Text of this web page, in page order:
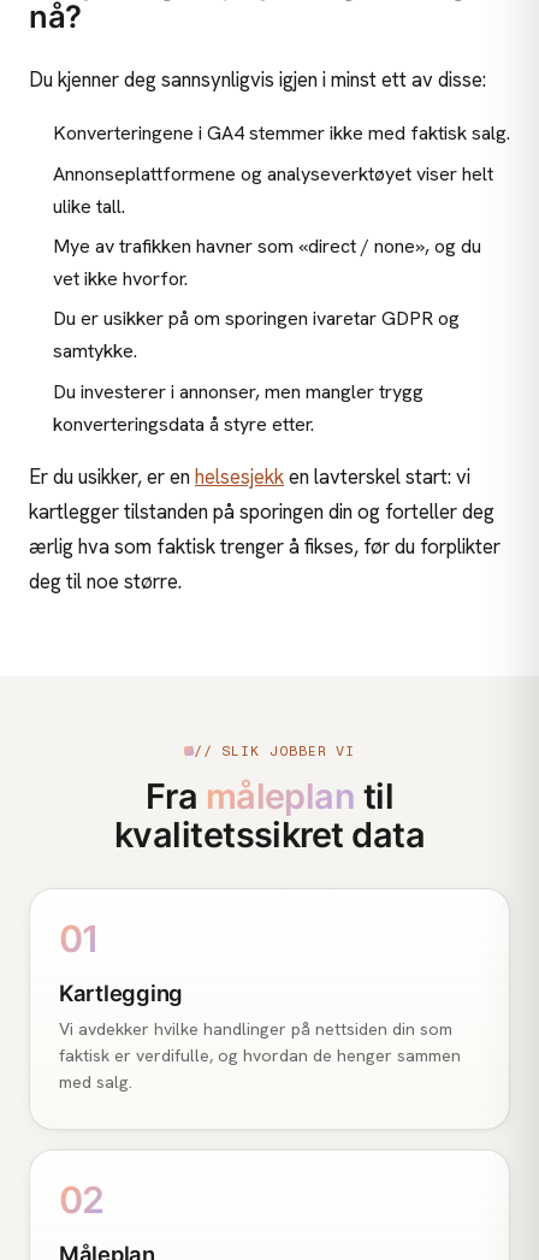
nå?
Du kjenner deg sannsynligvis igjen i minst ett av disse:
Konverteringene i GA4 stemmer ikke med faktisk salg.
Annonseplattformene og analyseverktøyet viser helt
ulike tall.
Mye av trafikken havner som «direct / none», og du
vet ikke hvorfor.
Du er usikker på om sporingen ivaretar GDPR og
samtykke.
Du investerer i annonser, men mangler trygg
konverteringsdata å styre etter.
Er du usikker, er enhelsesjekken lavterskel start: vi
kartlegger tilstanden på sporingen din og forteller deg
ærlig hva som faktisk trenger å fikses, før du forplikter
deg til noe større.
// SLIK JOBBER VI
Fra måleplan til
kvalitetssikret data
01
Kartlegging
Vi avdekker hvilke handlinger på nettsiden din som
faktisk er verdifulle, og hvordan de henger sammen
med salg.
02
Måleplan